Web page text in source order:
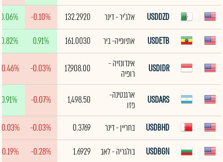
USDDZD
אלג'יר - דינר 132.2920
-0.10%
0.06%
USDETB
אתיופיה- ביר 161.0030
0.91%
0.82%
USDIDR
אינדונזיה -
רופיה
17,908.00
-0.03%
USDARS
ארגנטינה-
פזו
1,498.50
-0.07%
0.91%
USDBHD בחריין - דינר 0.3769
-0.03%
USDBGN
בולגריה - לאב 1.6929
-0.28%
-0.19%